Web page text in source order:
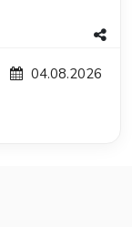
04.08.2026